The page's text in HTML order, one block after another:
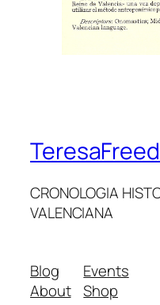
CRONOLOGIA
VALENCIANA
Blog
About
Events
Shop